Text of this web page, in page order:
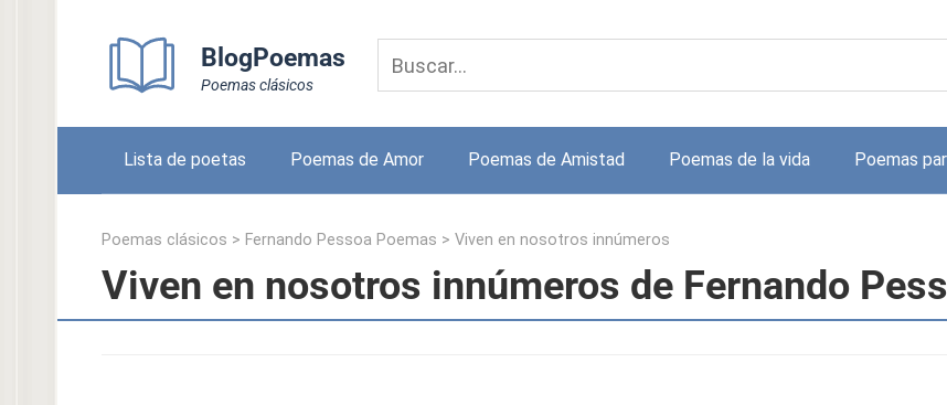
BlogPoemas
Poemas clásicos
Lista de poetas Poemas de Amor Poemas de Amistad Poemas de la vida Poemas
Poemas clásicos > Fernando Pessoa Poemas > Viven en nosotros innúmeros
Viven en nosotros innúmeros de Fernando